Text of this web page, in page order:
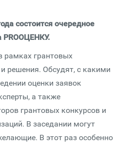
состоится очередное
PROОЦЕНКУ.
рамках грантовых
решения. Обсудят, с какими
оценки заявок
а также
грантовых конкурсов и
В заседании могут
В этот раз особенно